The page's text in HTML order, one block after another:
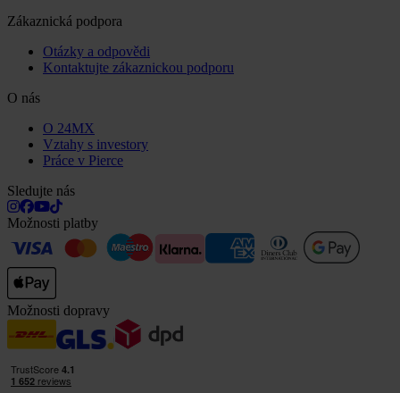
Zákaznická podpora
Otázky a odpovědi
Kontaktujte zákaznickou podporu
O nás
O 24MX
Vztahy s investory
Práce v Pierce
Sledujte nás
Možnosti platby
Možnosti dopravy